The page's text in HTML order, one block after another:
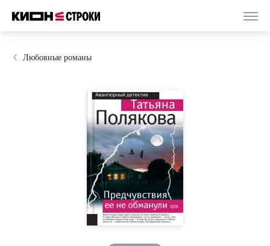
Любовные романы